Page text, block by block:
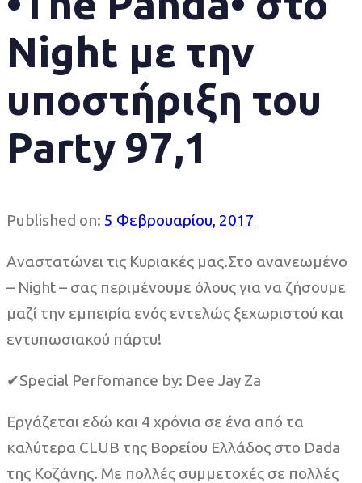
Night με την
υποστήριξη του
Party 97,1
Published on: 5 Φεβρουαρίου, 2017
Αναστατώνει τις Κυριακές μας.Στo ανανεωμένο
– Night – σας περιμένουμε όλους για να ζήσουμε
μαζί την εμπειρία ενός εντελώς ξεχωριστού και
εντυπωσιακού πάρτυ!
✔Special Perfomance by: Dee Jay Za
Εργάζεται εδώ και 4 χρόνια σε ένα από τα
καλύτερα CLUB της Βορείου Ελλάδος στο Dada
της Κοζάνης. Με πολλές συμμετοχές σε πολλές